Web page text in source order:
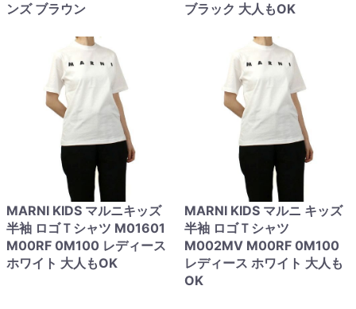
ンズ ブラウン
ブラック 大人もOK
MARNI KIDS マルニキッズ
半袖 ロゴＴシャツ M01601
M00RF 0M100 レディース
ホワイト 大人もOK
MARNI KIDS マルニ キッズ
半袖 ロゴＴシャツ
M002MV M00RF 0M100
レディース ホワイト 大人も
OK